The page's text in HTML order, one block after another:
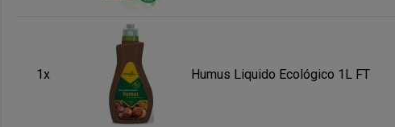
1x Humus Liquido Ecológico 1L FT